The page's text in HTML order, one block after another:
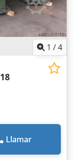
1 /4
18
Llamar